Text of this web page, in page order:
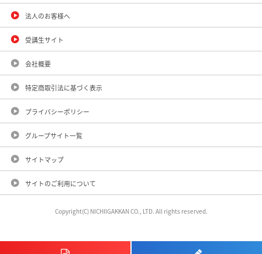
法人のお客様へ
受講生サイト
会社概要
特定商取引法に基づく表示
プライバシーポリシー
グループサイト一覧
サイトマップ
サイトのご利用について
Copyright(C) NICHIIGAKKAN CO., LTD. All rights reserved.